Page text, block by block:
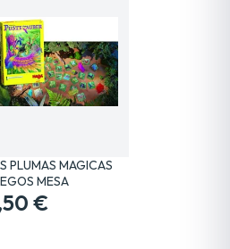
PLUMAS MAGICAS
MESA
€